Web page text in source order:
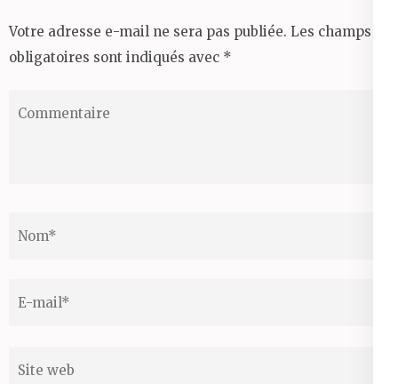
Votre adresse e-mail ne sera pas publiée. Les champs
obligatoires sont indiqués avec *